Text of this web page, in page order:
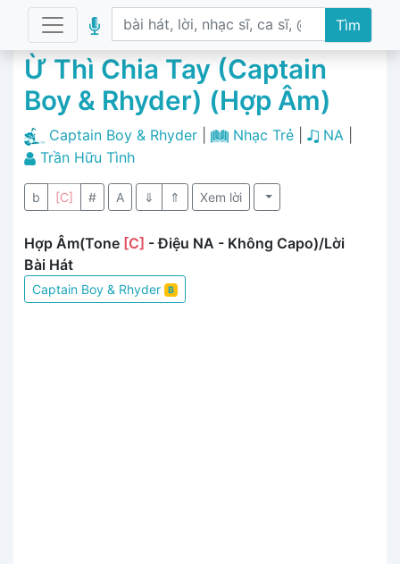
Tìm
Ừ Thì Chia Tay (Captain
Boy & Rhyder) (Hợp Âm)
Captain Boy & Rhyder Nhạc Trẻ| NA
Trần Hữu Tình
b [C] # A ⇓ ⇑ Xem lời
Hợp Âm(Tone [C] - Điệu NA - Không Capo)/Lời
Bài Hát
Captain Boy & Rhyder B